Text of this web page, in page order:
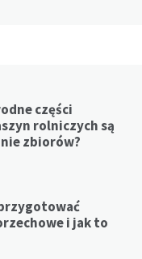
części
rolniczych są
zbiorów?
i jak to